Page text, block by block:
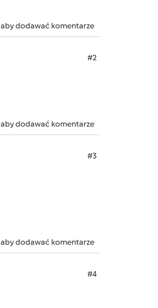
aby dodawać komentarze
#2
aby dodawać komentarze
#3
aby dodawać komentarze
#4